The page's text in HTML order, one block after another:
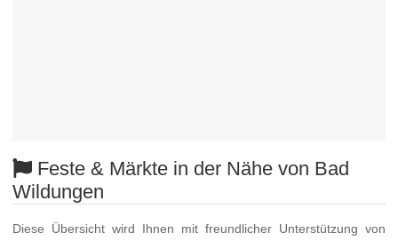
Feste & Märkte in der Nähe von Bad
Wildungen
Diese Übersicht wird Ihnen mit freundlicher Unterstützung von